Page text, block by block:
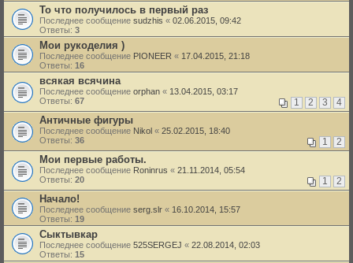
То что получилось в первый раз
Последнее сообщение sudzhis « 02.06.2015, 09:42
Ответы: 3
Мои рукоделия )
Последнее сообщение PIONEER « 17.04.2015, 21:18
Ответы: 16
всякая всячина
Последнее сообщение orphan « 13.04.2015, 03:17
Ответы: 67 1 2 3 4
Античные фигуры
Последнее сообщение Nikol « 25.02.2015, 18:40
Ответы: 36 1 2
Мои первые работы.
Последнее сообщение Roninrus « 21.11.2014, 05:54
Ответы: 20 1 2
Начало!
Последнее сообщение serg.slr « 16.10.2014, 15:57
Ответы: 19
Сыктывкар
Последнее сообщение 525SERGEJ « 22.08.2014, 02:03
Ответы: 15